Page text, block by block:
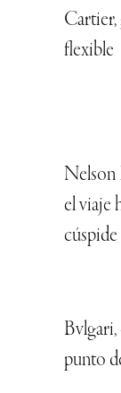
flexible
Nelson
el viaje
cúspide
punto